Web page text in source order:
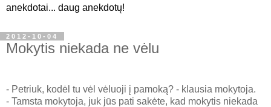
anekdotai... daug anekdotų!
2012-10-04
Mokytis niekada ne vėlu
- Petriuk, kodėl tu vėl vėluoji į pamoką? - klausia mokytoja.
- Tamsta mokytoja, juk jūs pati sakėte, kad mokytis niekada